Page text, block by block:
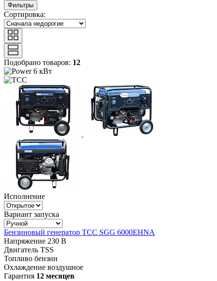
Фильтры
Сортировка:
Подобрано товаров: 12
6 кВт
Исполнение
Вариант запуска
Бензиновый генератор ТСС SGG 6000EHNA
Напряжение 230 В
Двигатель TSS
Топливо бензин
Охлаждение воздушное
Гарантия 12 месяцев